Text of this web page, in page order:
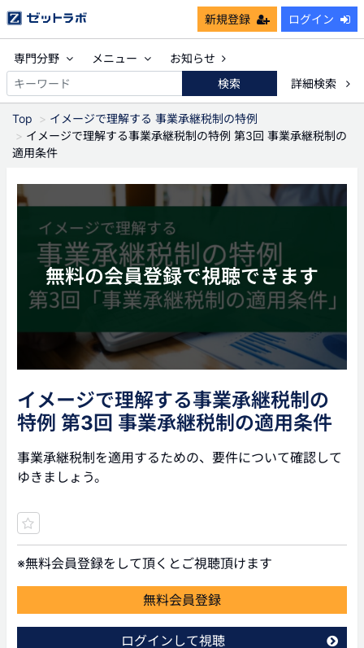
新規登録 ログイン
専門分野 メニュー
お知らせ
検索
詳細検索
Top
イメージで理解する 事業承継税制の特例
イメージで理解する事業承継税制の特例 第3回 事業承継税制の
適用条件
無料の会員登録で視聴できます
イメージで理解する事業承継税制の
特例 第3回 事業承継税制の適用条件
事業承継税制を適用するための、要件について確認して
ゆきましょう。
※無料会員登録をして頂くとご視聴頂けます
無料会員登録
ログインして視聴